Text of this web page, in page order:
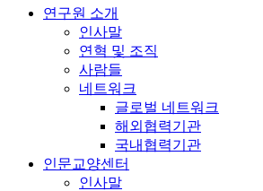
연구원 소개
인사말
연혁 및 조직
사람들
네트워크
글로벌 네트워크
해외협력기관
국내협력기관
인문교양센터
인사말